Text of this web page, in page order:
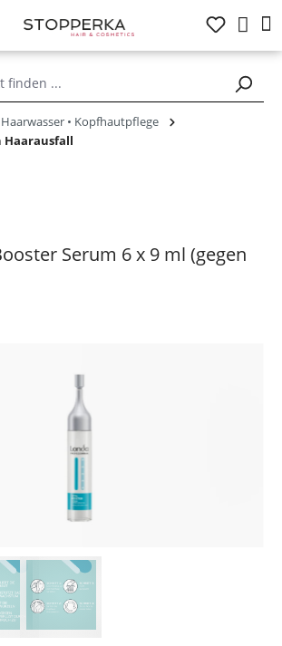
Haarwasser • Kopfhautpflege
Haarausfall
Serum 6 x 9 ml (gegen